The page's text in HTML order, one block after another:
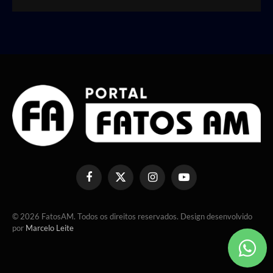
FacebookX
(Twitter)
InstagramYouTube
© 2026 FatosAM. Todos os direitos reservados. Design desenvolvido
por Marcelo Leite